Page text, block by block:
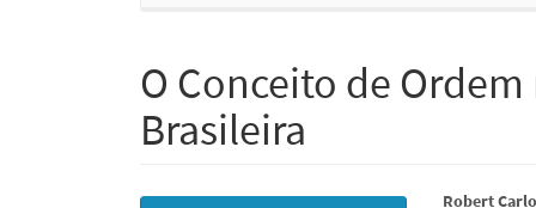
O Conceito de
Brasileira
Robert